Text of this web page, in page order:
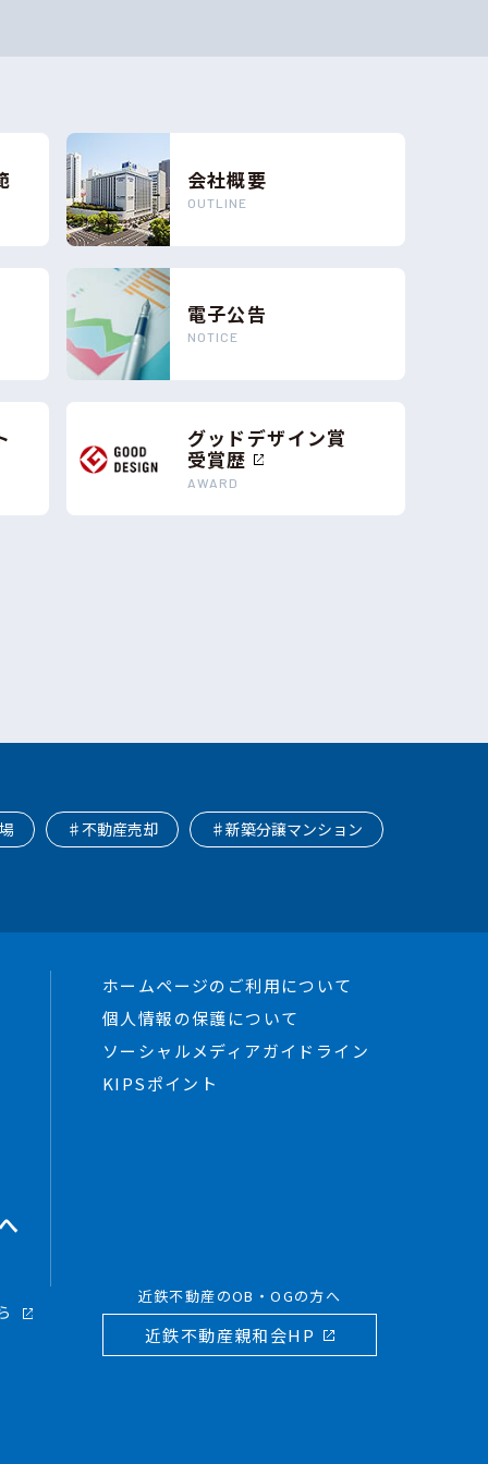
会社概要
OUTLINE
電子公告
NOTICE
グッドデザイン賞
受賞歴
AWARD
♯不動産売却 ♯新築分譲マンション
ホームページのご利用について
個人情報の保護について
ソーシャルメディアガイドライン
KIPSポイント
近鉄不動産のOB・OGの方へ
近鉄不動産親和会HP